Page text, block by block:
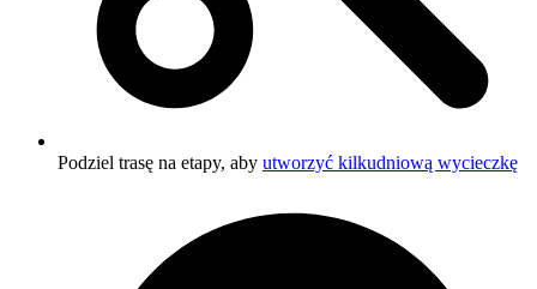
Podziel trasę na etapy, aby utworzyć kilkudniową wycieczkę